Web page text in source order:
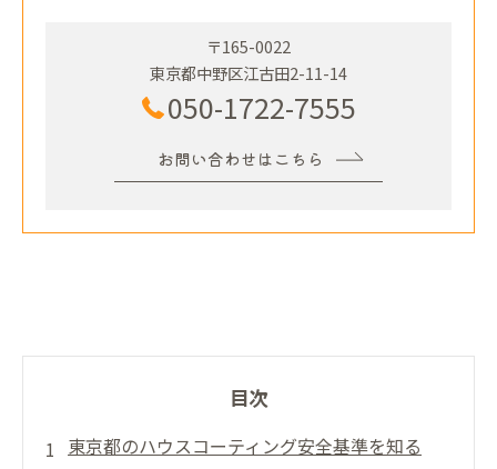
〒165-0022
東京都中野区江古田2-11-14
050-1722-7555
お問い合わせはこちら
目次
東京都のハウスコーティング安全基準を知る